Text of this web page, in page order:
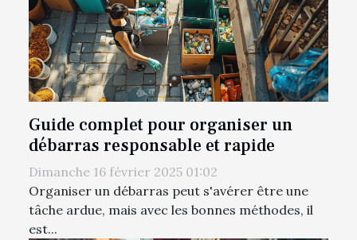
Guide complet pour organiser un
débarras responsable et rapide
Dimanche 16 février 2025 01:02
Organiser un débarras peut s'avérer être une
tâche ardue, mais avec les bonnes méthodes, il
est...